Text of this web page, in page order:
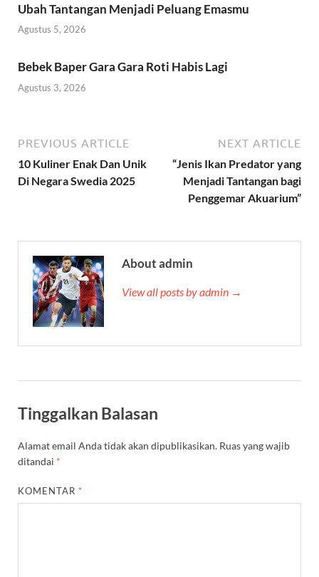
Ubah Tantangan Menjadi Peluang Emasmu
Agustus 5, 2026
Bebek Baper Gara Gara Roti Habis Lagi
Agustus 3, 2026
PREVIOUS ARTICLE
10 Kuliner Enak Dan Unik
Di Negara Swedia 2025
NEXT ARTICLE
“Jenis Ikan Predator yang
Menjadi Tantangan bagi
Penggemar Akuarium”
About admin
View all posts by admin →
Tinggalkan Balasan
Alamat email Anda tidak akan dipublikasikan. Ruas yang wajib
ditandai *
KOMENTAR *